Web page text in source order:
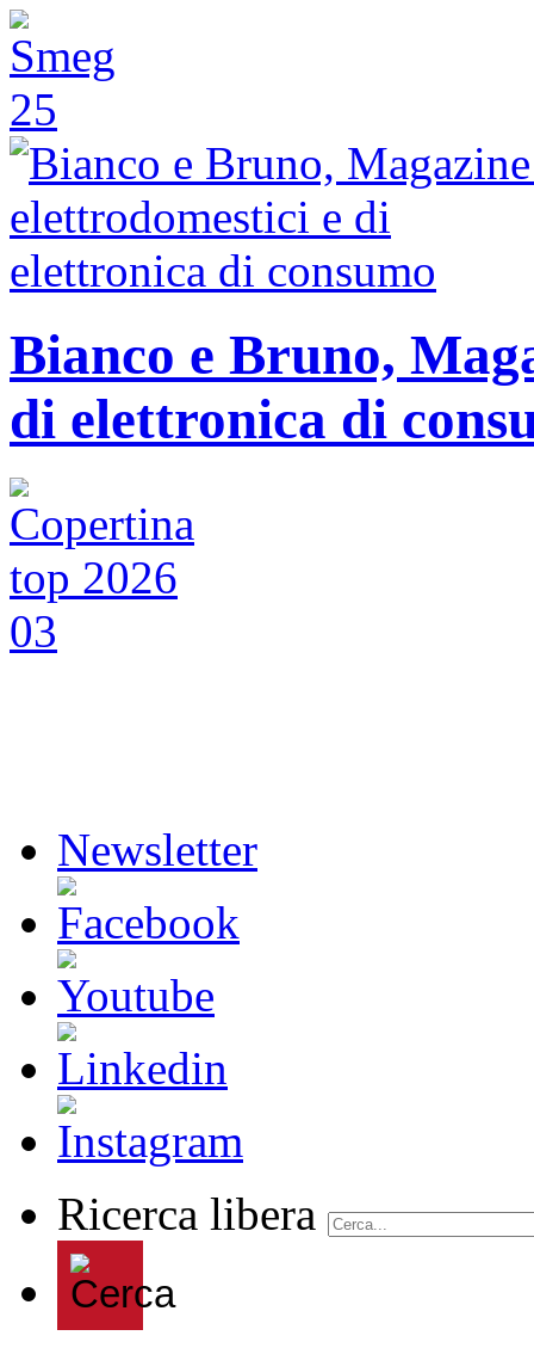
Bianco e Bruno,
di elettronica di
Newsletter
Ricerca libera